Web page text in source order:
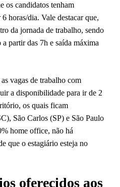
os candidatos tenham
horas/dia. Vale destacar que,
da jornada de trabalho, sendo
partir das 7h e saída máxima
vagas de trabalho com
a disponibilidade para ir de 2
os quais ficam
São Carlos (SP) e São Paulo
home office, não há
que o estagiário esteja no
oferecidos aos